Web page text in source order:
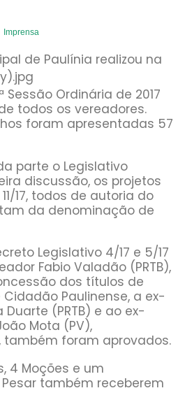
Imprensa
de Paulínia realizou na
Sessão Ordinária de 2017
todos os vereadores.
foram apresentadas 57
parte o Legislativo
discussão, os projetos
11/17, todos de autoria do
da denominação de
Legislativo 4/17 e 5/17
Fabio Valadão (PRTB),
dos títulos de
Paulinense, a ex-
(PRTB) e ao ex-
Mota (PV),
também foram aprovados.
4 Moções e um
também receberem